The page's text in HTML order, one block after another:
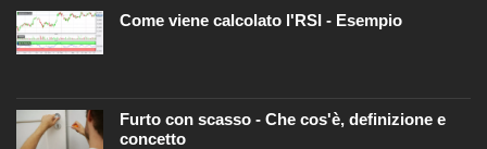
Come viene calcolato l'RSI - Esempio
Furto con scasso - Che cos'è, definizione e
concetto